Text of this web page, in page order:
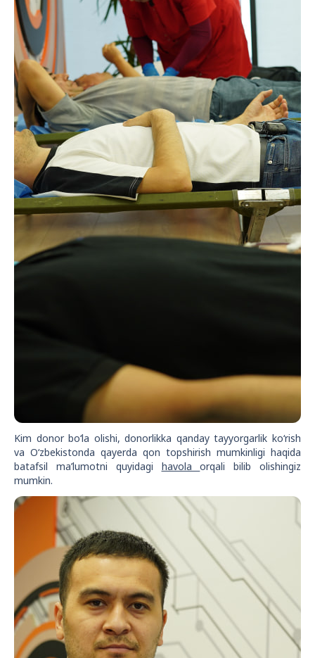
Kim donor bo‘la olishi, donorlikka qanday tayyorgarlik ko‘rish
va O‘zbekistonda qayerda qon topshirish mumkinligi haqida
batafsil ma’lumotni quyidagi havolaorqali bilib olishingiz
mumkin.